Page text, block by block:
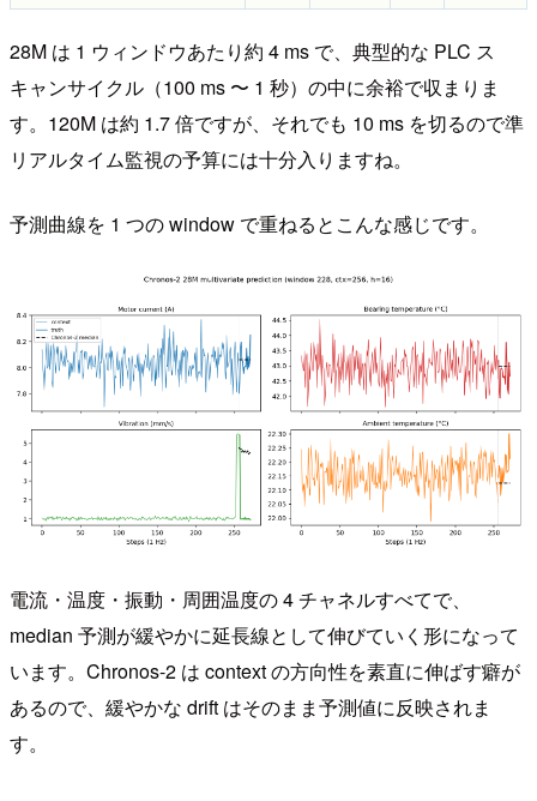
28M は 1 ウィンドウあたり約 4 ms で、典型的な PLC ス
キャンサイクル（100 ms 〜 1 秒）の中に余裕で収まりま
す。120M は約 1.7 倍ですが、それでも 10 ms を切るので準
リアルタイム監視の予算には十分入りますね。
予測曲線を 1 つの window で重ねるとこんな感じです。
電流・温度・振動・周囲温度の 4 チャネルすべてで、
median 予測が緩やかに延長線として伸びていく形になって
います。Chronos-2 は context の方向性を素直に伸ばす癖が
あるので、緩やかな drift はそのまま予測値に反映されま
す。